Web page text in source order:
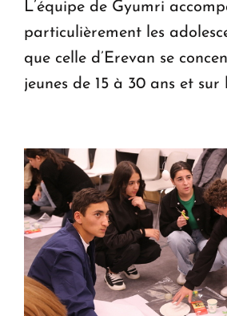
L’équipe de Gyumri
particulièrement les
que celle d’Erevan se
jeunes de 15 à 30 ans et sur